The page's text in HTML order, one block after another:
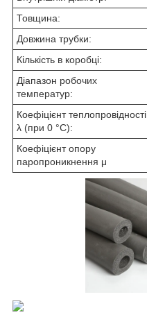
Товщина:
Довжина трубки:
Кількість в коробці:
Діапазон робочих
температур:
Коефіцієнт теплопровідності
λ (при 0 °С):
Коефіцієнт опору
паропроникнення μ